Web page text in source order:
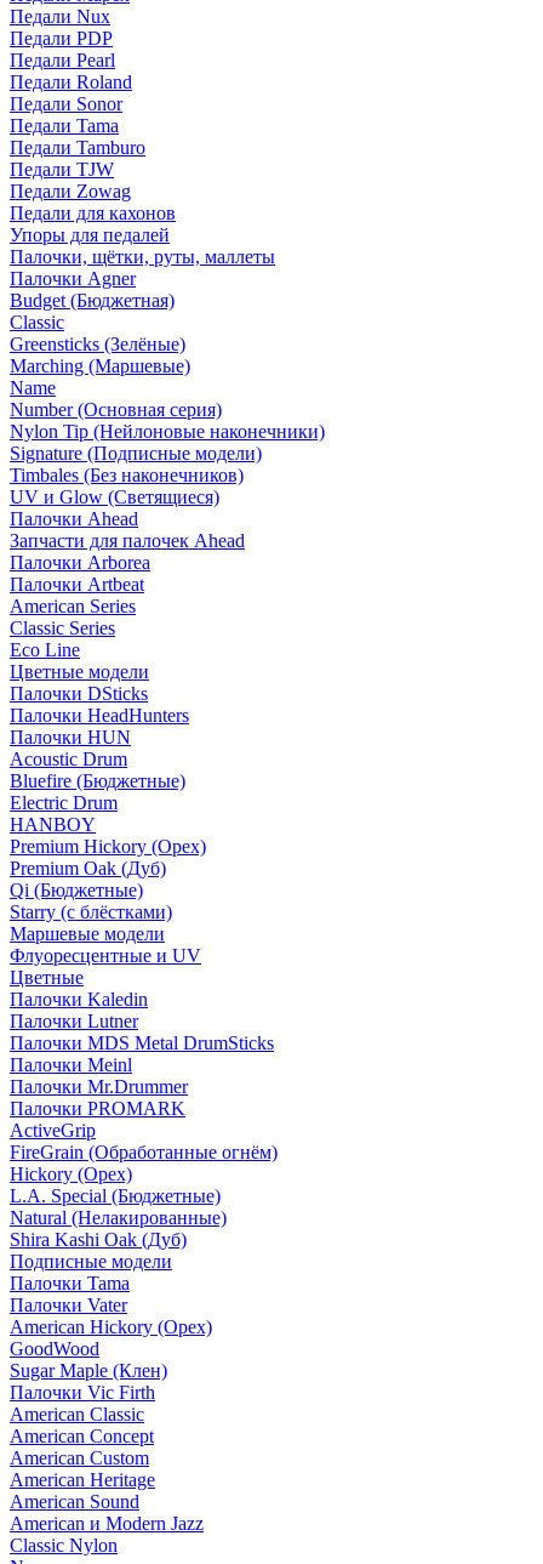
Педали Nux
Педали PDP
Педали Pearl
Педали Roland
Педали Sonor
Педали Tama
Педали Tamburo
Педали TJW
Педали Zowag
Педали для кахонов
Упоры для педалей
Палочки, щётки, руты, маллеты
Палочки Agner
Budget (Бюджетная)
Classic
Greensticks (Зелёные)
Marching (Маршевые)
Name
Number (Основная серия)
Nylon Tip (Нейлоновые наконечники)
Signature (Подписные модели)
Timbales (Без наконечников)
UV и Glow (Светящиеся)
Палочки Ahead
Запчасти для палочек Ahead
Палочки Arborea
Палочки Artbeat
American Series
Classic Series
Eco Line
Цветные модели
Палочки DSticks
Палочки HeadHunters
Палочки HUN
Acoustic Drum
Bluefire (Бюджетные)
Electric Drum
HANBOY
Premium Hickory (Орех)
Premium Oak (Дуб)
Qi (Бюджетные)
Starry (с блёстками)
Маршевые модели
Флуоресцентные и UV
Цветные
Палочки Kaledin
Палочки Lutner
Палочки MDS Metal DrumSticks
Палочки Meinl
Палочки Mr.Drummer
Палочки PROMARK
ActiveGrip
FireGrain (Обработанные огнём)
Hickory (Орех)
L.A. Special (Бюджетные)
Natural (Нелакированные)
Shira Kashi Oak (Дуб)
Подписные модели
Палочки Tama
Палочки Vater
American Hickory (Орех)
GoodWood
Sugar Maple (Клен)
Палочки Vic Firth
American Classic
American Concept
American Custom
American Heritage
American Sound
American и Modern Jazz
Classic Nylon